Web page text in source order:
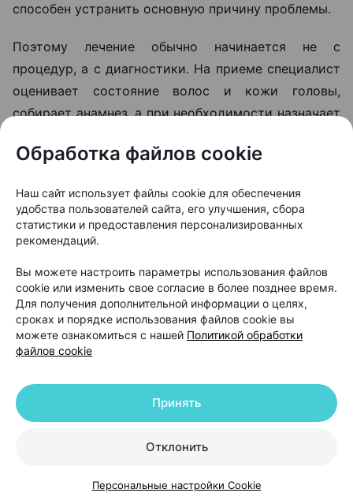
Кудаленкина.
Столкнувшись с выпадением волос, многие
начинают искать решение самостоятельно:
покупают шампуни, сыворотки, витамины и БАДы.
результат.
способен устранить основную причину проблемы.
Поэтому лечение обычно начинается не с
Обработка файлов cookie
Наш сайт использует файлы cookie для обеспечения
удобства пользователей сайта, его улучшения, сбора
статистики и предоставления персонализированных
рекомендаций.
Вы можете настроить параметры использования файлов
cookie или изменить свое согласие в более позднее время.
Для получения дополнительной информации о целях,
сроках и порядке использования файлов cookie вы
можете ознакомиться с нашей Политикой обработки
файлов cookie
Отклонить
Принять
Персональные настройки Cookie